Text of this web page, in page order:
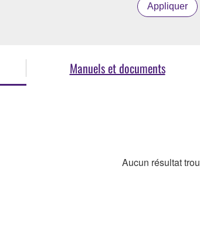
Appliquer
Manuels et documents
Aucun résultat